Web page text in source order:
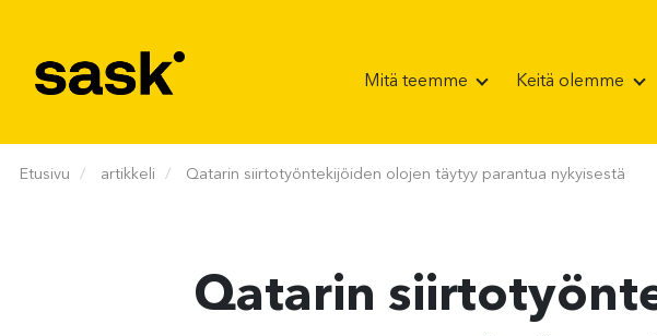
Mitä teemme Keitä olemme
Etusivu artikkeli Qatarin siirtotyöntekijöiden olojen täytyy parantua nykyisestä
Qatarin